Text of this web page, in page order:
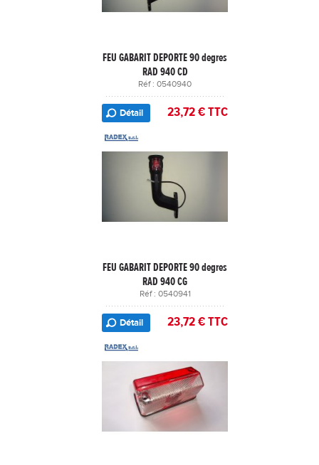
FEU GABARIT DEPORTE 90 degres
RAD 940 CD
Réf : 0540940
Détail 23,72 € TTC
FEU GABARIT DEPORTE 90 degres
RAD 940 CG
Réf : 0540941
Détail 23,72 € TTC